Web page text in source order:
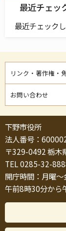
最近チェッ
最近チェック
リンク・著作権・
お問い合わせ
下野市役所
法人番号：
〒329-0492 栃木
TEL 0285-32-
開庁時間：月曜
午前8時30分から